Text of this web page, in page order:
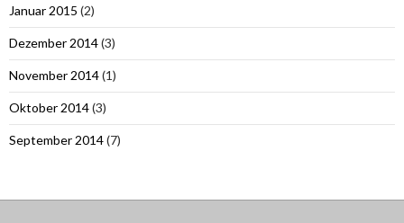
Januar 2015 (2)
Dezember 2014(3)
November 2014(1)
Oktober 2014(3)
September 2014(7)